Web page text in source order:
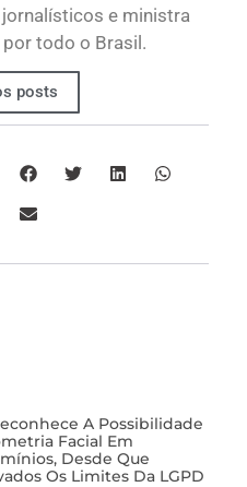
e ministra
todo o Brasil.
posts
A Possibilidade
Facial Em
Desde Que
Os Limites Da LGPD